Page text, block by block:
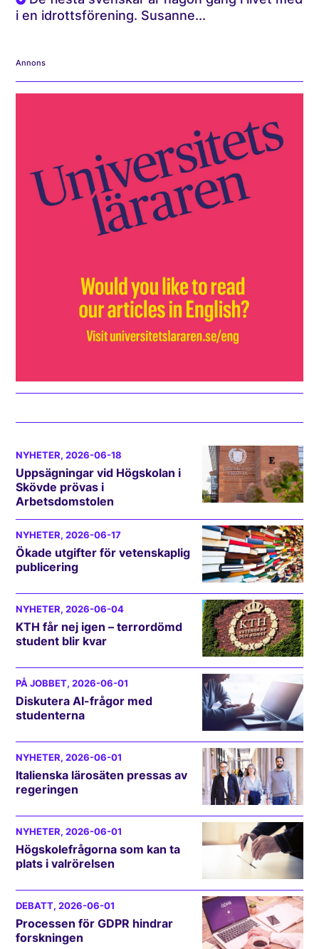
i en idrottsförening. Susanne...
Annons
NYHETER, 2026-06-18
Uppsägningar vid Högskolan i
Skövde prövas i
Arbetsdomstolen
NYHETER, 2026-06-17
Ökade utgifter för vetenskaplig
publicering
NYHETER, 2026-06-04
KTH får nej igen – terrordömd
student blir kvar
PÅ JOBBET, 2026-06-01
Diskutera AI-frågor med
studenterna
NYHETER, 2026-06-01
Italienska lärosäten pressas av
regeringen
NYHETER, 2026-06-01
Högskolefrågorna som kan ta
plats i valrörelsen
DEBATT, 2026-06-01
Processen för GDPR hindrar
forskningen